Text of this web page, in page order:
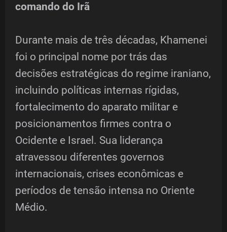
comando do Irã
Durante mais de três décadas, Khamenei
foi o principal nome por trás das
decisões estratégicas do regime iraniano,
incluindo políticas internas rígidas,
fortalecimento do aparato militar e
posicionamentos firmes contra o
Ocidente e Israel. Sua liderança
atravessou diferentes governos
internacionais, crises econômicas e
períodos de tensão intensa no Oriente
Médio.